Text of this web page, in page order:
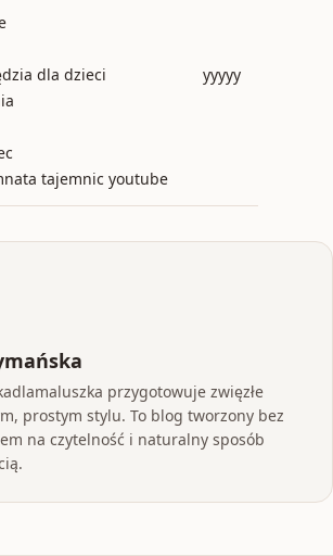
dla dzieci
tajemnic youtube
yyyyy
przygotowuje zwięzłe
prostym stylu. To blog tworzony bez
na czytelność i naturalny sposób